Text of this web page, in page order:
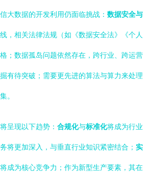
大数据的开发利用仍面临挑战： 数据安全与
，相关法律法规（如《数据安全法》《个人
；数据孤岛问题依然存在，跨行业、跨运营
有待突破；需要更先进的算法与算力来处理
。
呈现以下趋势： 合规化与标准化将成为行业
将更加深入，与垂直行业知识紧密结合； 实
成为核心竞争力；作为新型生产要素，其在